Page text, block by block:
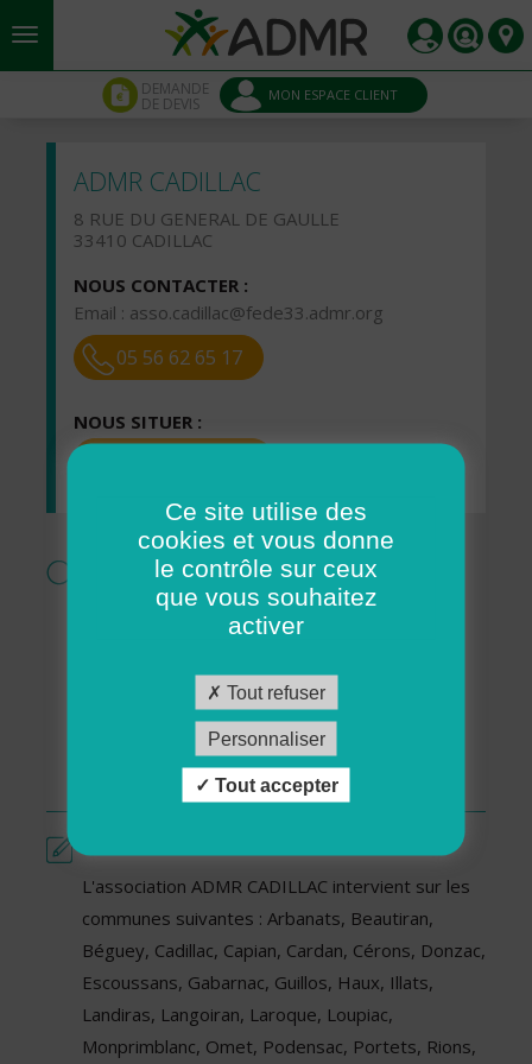
Aller au contenu principal
DEMANDE
DE DEVIS MON ESPACE CLIENT
ADMR CADILLAC
8 RUE DU GENERAL DE GAULLE
33410 CADILLAC
NOUS CONTACTER :
Email : asso.cadillac@fede33.admr.org
05 56 62 65 17
NOUS SITUER :
Services proposés par cette association
Garde d’enfants à domicile
Services pour personnes en situation de
Services pour séniors
Soutien aux familles
L'association ADMR CADILLAC intervient sur les
communes suivantes : Arbanats, Beautiran,
Béguey, Cadillac, Capian, Cardan, Cérons, Donzac,
Escoussans, Gabarnac, Guillos, Haux, Illats,
Landiras, Langoiran, Laroque, Loupiac,
Monprimblanc, Omet, Podensac, Portets, Rions,
Panneau de gestion des cookies
Ce site utilise des
cookies et vous donne
le contrôle sur ceux
que vous souhaitez
activer
Tout refuser
Personnaliser
Tout accepter